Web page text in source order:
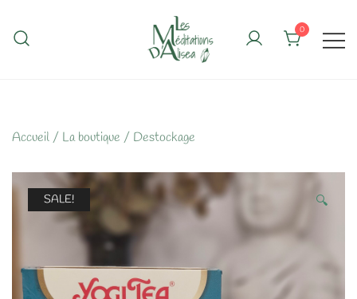
content
0
Accueil / La boutique / Destockage
SALE! 🔍